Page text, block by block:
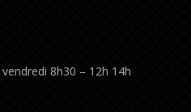
8h30 – 12h 14h